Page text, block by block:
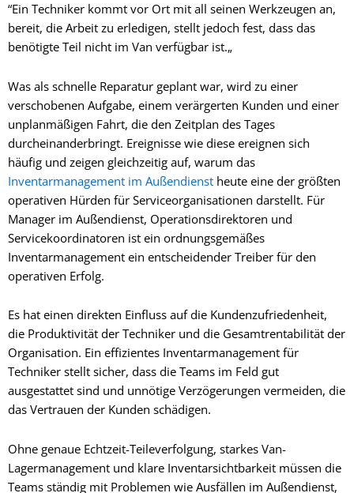
“Ein Techniker kommt vor Ort mit all seinen Werkzeugen an,
bereit, die Arbeit zu erledigen, stellt jedoch fest, dass das
benötigte Teil nicht im Van verfügbar ist.„
Was als schnelle Reparatur geplant war, wird zu einer
verschobenen Aufgabe, einem verärgerten Kunden und einer
unplanmäßigen Fahrt, die den Zeitplan des Tages
durcheinanderbringt. Ereignisse wie diese ereignen sich
häufig und zeigen gleichzeitig auf, warum das
Inventarmanagement im Außendienst heute eine der größten
operativen Hürden für Serviceorganisationen darstellt. Für
Manager im Außendienst, Operationsdirektoren und
Servicekoordinatoren ist ein ordnungsgemäßes
Inventarmanagement ein entscheidender Treiber für den
operativen Erfolg.
Es hat einen direkten Einfluss auf die Kundenzufriedenheit,
die Produktivität der Techniker und die Gesamtrentabilität der
Organisation. Ein effizientes Inventarmanagement für
Techniker stellt sicher, dass die Teams im Feld gut
ausgestattet sind und unnötige Verzögerungen vermeiden, die
das Vertrauen der Kunden schädigen.
Ohne genaue Echtzeit-Teileverfolgung, starkes Van-
Lagermanagement und klare Inventarsichtbarkeit müssen die
Teams ständig mit Problemen wie Ausfällen im Außendienst,